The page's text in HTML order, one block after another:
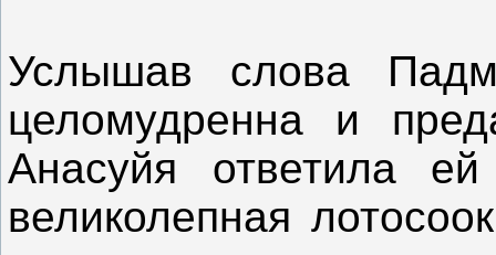
Услышав слова
целомудренна и
Анасуйя ответила
великолепная